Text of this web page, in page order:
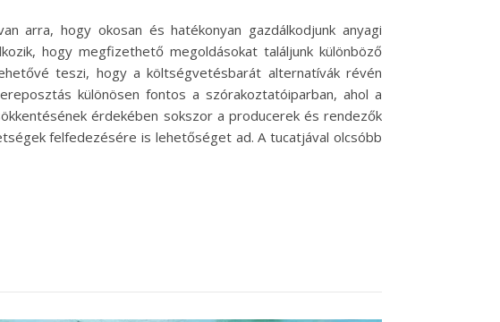
arra, hogy okosan és hatékonyan gazdálkodjunk anyagi
hogy megfizethető megoldásokat találjunk különböző
teszi, hogy a költségvetésbarát alternatívák révén
különösen fontos a szórakoztatóiparban, ahol a
érdekében sokszor a producerek és rendezők
felfedezésére is lehetőséget ad. A tucatjával olcsóbb